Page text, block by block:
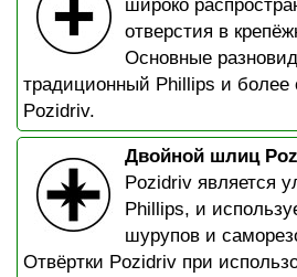
широко
отверстия в
Основные
традиционный Phillips и более
Pozidriv.
Двойной шлиц
Pozidriv является
Phillips, и
шурупов и
Отвёртки Pozidriv при